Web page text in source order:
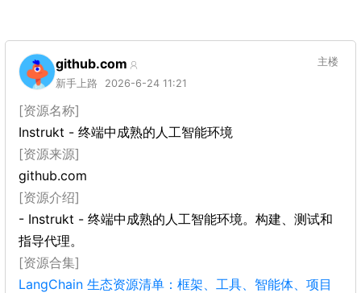
github.com
新手上路 2026-6-24 11:21
主楼
[资源名称]
Instrukt - 终端中成熟的人工智能环境
[资源来源]
github.com
[资源介绍]
- Instrukt - 终端中成熟的人工智能环境。构建、测试和
指导代理。
[资源合集]
LangChain 生态资源清单：框架、工具、智能体、项目